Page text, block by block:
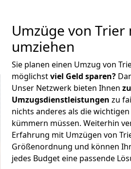
Umzüge von Trier
umziehen
Sie planen einen Umzug von
möglichstviel Geld sparen?
Unser Netzwerk bieten Ihnen
Umzugsdienstleistungen zu
nichts anderes als die
kümmern müssen. Weiterhin
Erfahrung mit Umzügen von
Größenordnung und können
jedes Budget eine passende